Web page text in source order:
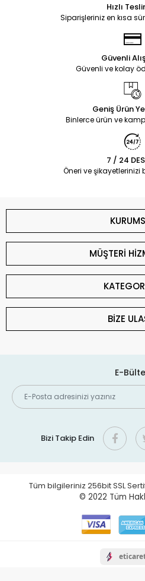
Hızlı
Siparişleriniz en kısa
Güvenli
Güvenli ve kolay
Geniş Ürün
Binlerce ürün ve
7 / 24
Öneri ve şikayetlerinizi
MÜŞTERİ
BİZE
E-
Bizi Takip Edin
Tüm bilgileriniz 256bit SSL
© 2022 Tüm